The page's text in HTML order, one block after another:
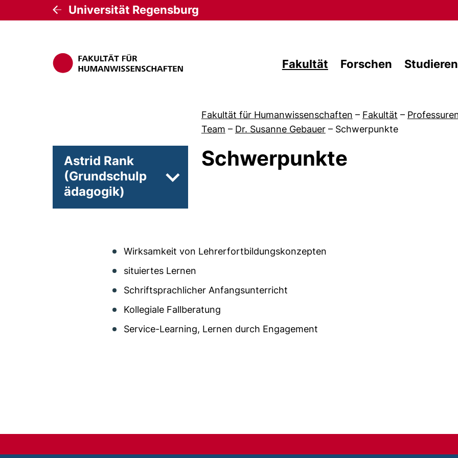
Universität Regensburg
Fakultät Forschen Studieren
Fakultät für Humanwissenschaften – Fakultät –
Team – Dr. Susanne Gebauer – Schwerpunkte
Astrid Rank
(Grundschulp
ädagogik)
Unterseiten von Team
Schwerpunkte
Wirksamkeit von Lehrerfortbildungskonzepten
situiertes Lernen
Schriftsprachlicher Anfangsunterricht
Kollegiale Fallberatung
Service-Learning, Lernen durch Engagement